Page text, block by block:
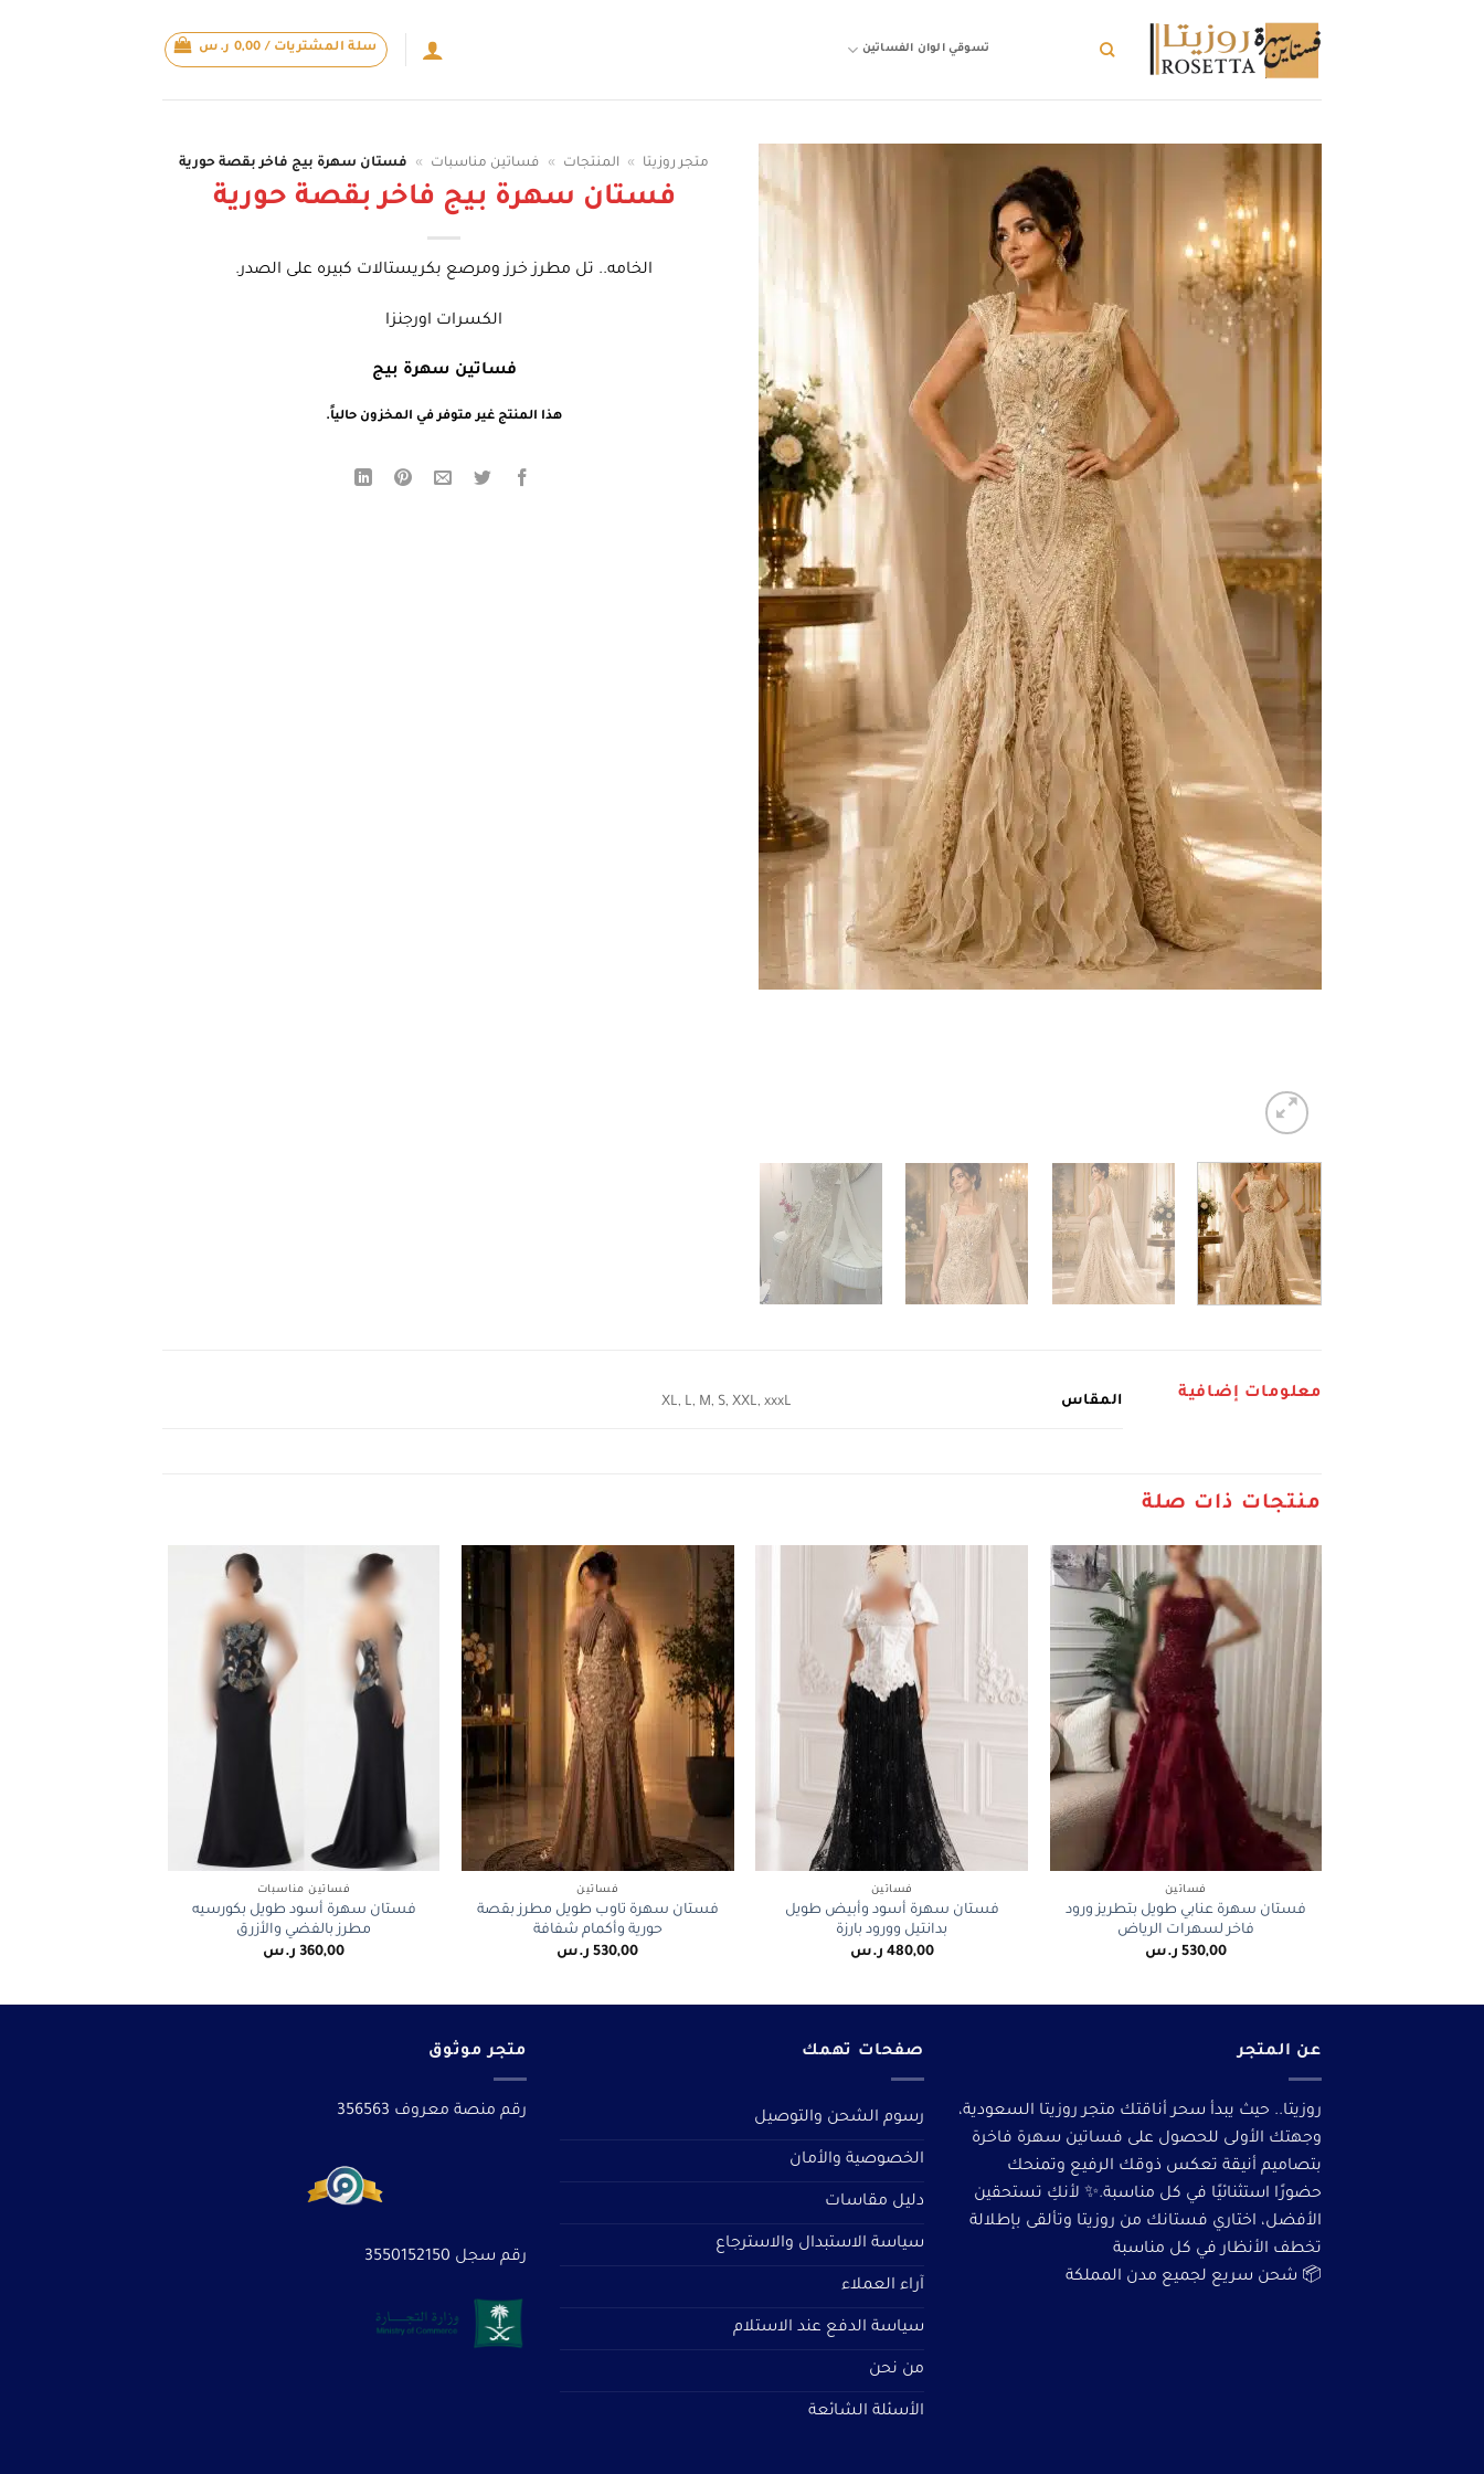
تسوقي الوان الفساتين سلة المشتريات / 0,00 ر.س
متجر روزيتا » المنتجات » فساتين مناسبات » فستان سهرة بيج فاخر بقصة حورية
فستان سهرة بيج فاخر بقصة حورية
الخامه.. تل مطرز خرز ومرصع بكريستالات كبيره على الصدر.
الكسرات اورجنزا
فساتين سهرة بيج
هذا المنتج غير متوفر في المخزون حالياً.
معلومات إضافية المقاس XL, L, M, S, XXL, xxxL
منتجات ذات صلة
فساتين
فستان سهرة عنابي طويل بتطريز ورود
فاخر لسهرات الرياض
530,00 ر.س
فساتين
فستان سهرة أسود وأبيض طويل
بدانتيل وورود بارزة
480,00 ر.س
فساتين
فستان سهرة تاوب طويل مطرز بقصة
حورية وأكمام شفافة
530,00 ر.س
+
فساتين مناسبات
فستان سهرة أسود طويل بكورسيه
مطرز بالفضي والأزرق
360,00 ر.س
عن المتجر
روزيتا.. حيث يبدأ سحر أناقتك متجر روزيتا السعودية،
وجهتك الأولى للحصول على فساتين سهرة فاخرة
بتصاميم أنيقة تعكس ذوقك الرفيع وتمنحك
حضورًا استثنائيًا في كل مناسبة.✨ لأنكِ تستحقين
الأفضل، اختاري فستانك من روزيتا وتألقى بإطلالة
تخطف الأنظار في كل مناسبة
📦 شحن سريع لجميع مدن المملكة
صفحات تهمك
رسوم الشحن والتوصيل
الخصوصية والأمان
دليل مقاسات
سياسة الاستبدال والاسترجاع
آراء العملاء
سياسة الدفع عند الاستلام
من نحن
الأسئلة الشائعة
متجر موثوق
رقم منصة معروف 356563
رقم سجل 3550152150